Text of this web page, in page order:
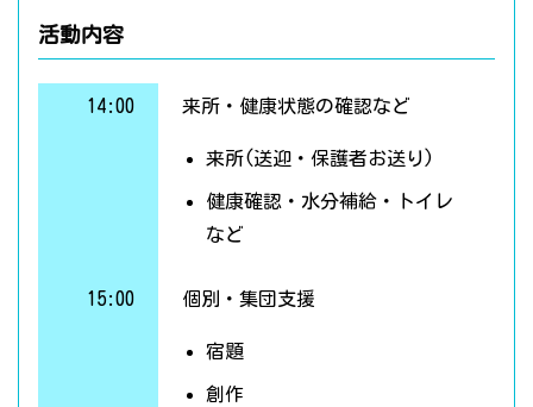
活動内容
14:00 来所・健康状態の確認など
来所(送迎・保護者お送り)
健康確認・水分補給・トイレ
など
15:00 個別・集団支援
宿題
創作